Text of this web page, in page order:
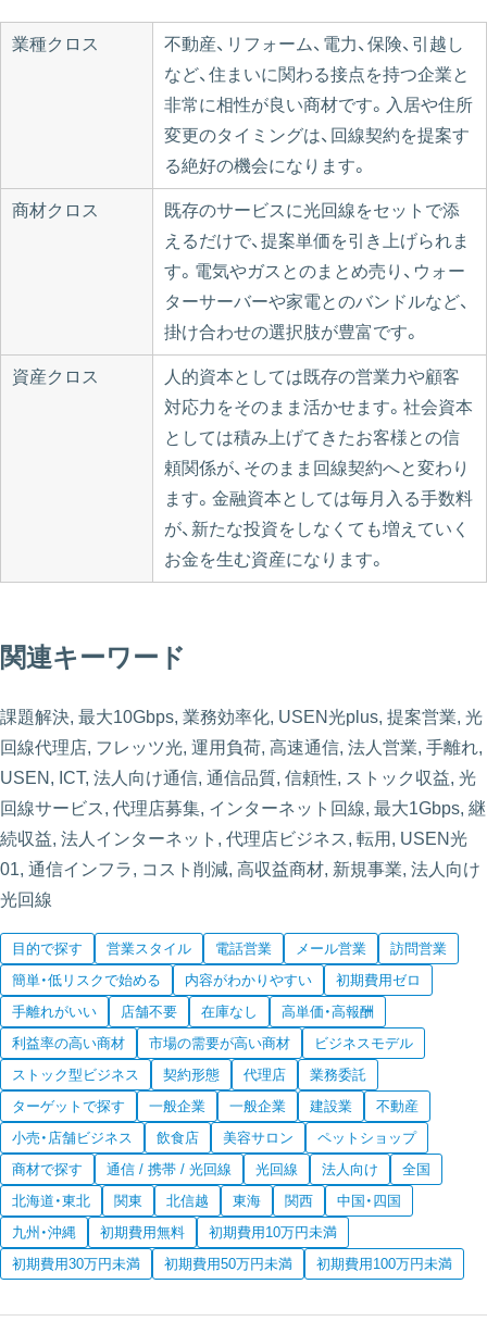
業種クロス
不動産、リフォーム、電力、保険、引越し
など、住まいに関わる接点を持つ企業と
非常に相性が良い商材です。入居や住所
変更のタイミングは、回線契約を提案す
る絶好の機会になります。
商材クロス
既存のサービスに光回線をセットで添
えるだけで、提案単価を引き上げられま
す。電気やガスとのまとめ売り、ウォー
ターサーバーや家電とのバンドルなど、
掛け合わせの選択肢が豊富です。
資産クロス
人的資本としては既存の営業力や顧客
対応力をそのまま活かせます。社会資本
としては積み上げてきたお客様との信
頼関係が、そのまま回線契約へと変わり
ます。金融資本としては毎月入る手数料
が、新たな投資をしなくても増えていく
お金を生む資産になります。
関連キーワード
課題解決, 最大10Gbps, 業務効率化, USEN光plus, 提案営業, 光
回線代理店, フレッツ光, 運用負荷, 高速通信, 法人営業, 手離れ,
USEN, ICT, 法人向け通信, 通信品質, 信頼性, ストック収益, 光
回線サービス, 代理店募集, インターネット回線, 最大1Gbps, 継
続収益, 法人インターネット, 代理店ビジネス, 転用, USEN光
01, 通信インフラ, コスト削減, 高収益商材, 新規事業, 法人向け
光回線
目的で探す 営業スタイル 電話営業 メール営業
訪問営業
簡単・低リスクで始める
内容がわかりやすい
初期費用ゼロ
手離れがいい
店舗不要 在庫なし
高単価・高報酬
利益率の高い商材
市場の需要が高い商材
ビジネスモデル
ストック型ビジネス
契約形態 代理店
業務委託
ターゲットで探す
一般企業 一般企業 建設業
不動産
小売・店舗ビジネス
飲食店 美容サロン
ペットショップ
商材で探す
通信 / 携帯 / 光回線 光回線 法人向け
全国
北海道・東北
関東 北信越 東海 関西
中国・四国
九州・沖縄
初期費用無料
初期費用10万円未満
初期費用30万円未満
初期費用50万円未満 初期費用100万円未満